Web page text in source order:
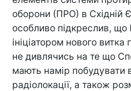
оборони (ПРО) в Східній
особливо підкреслив, що
ініціатором нового витка
не дивлячись на те що
мають намір побудувати
радіолокації, а також